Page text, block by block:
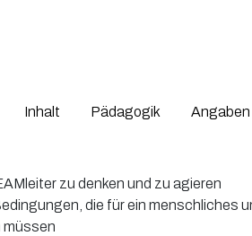
Inhalt Pädagogik Angaben
zu denken und zu agieren
die für ein menschliches
müssen